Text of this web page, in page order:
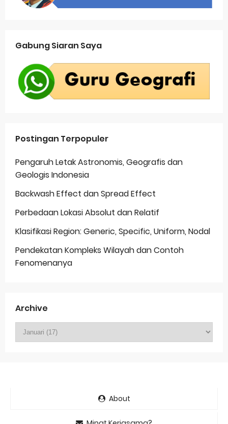
Gabung Siaran Saya
Postingan Terpopuler
Pengaruh Letak Astronomis, Geografis dan
Geologis Indonesia
Backwash Effect dan Spread Effect
Perbedaan Lokasi Absolut dan Relatif
Klasifikasi Region: Generic, Specific, Uniform, Nodal
Pendekatan Kompleks Wilayah dan Contoh
Fenomenanya
Archive
About